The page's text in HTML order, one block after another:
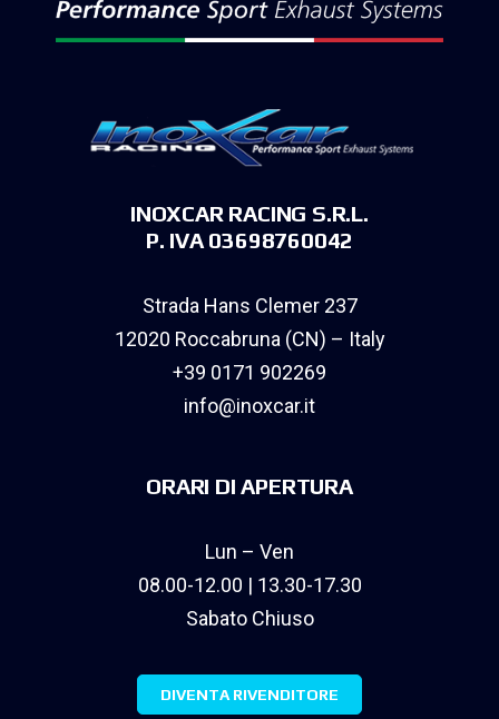
INOXCAR RACING S.R.L.
P. IVA 03698760042
Strada Hans Clemer 237
12020 Roccabruna (CN) – Italy
+39 0171 902269
info@inoxcar.it
ORARI DI APERTURA
Lun – Ven
08.00-12.00 | 13.30-17.30
Sabato Chiuso
DIVENTA RIVENDITORE